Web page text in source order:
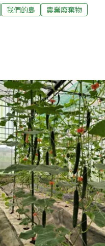
為焚燒造成空污問題，和
，禁止在田間露天燃燒稻
，或影響下一期秧苗生長
草慢，超過一個月都還會
托盤再利
我們的島 農業廢棄物